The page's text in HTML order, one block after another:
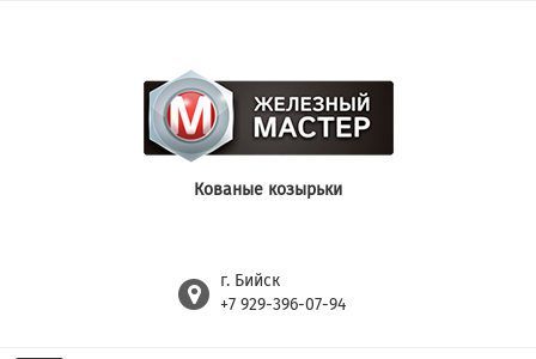
Кованые козырьки
г. Бийск
+7 929-396-07-94